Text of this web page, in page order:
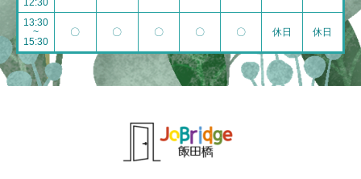
12:30
13:30
~
15:30
〇 〇 〇 〇 〇 休日 休日